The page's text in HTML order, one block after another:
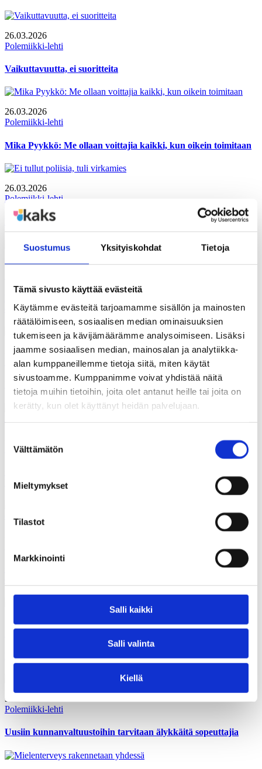
Suostumus Yksityiskohdat Tietoja
Tämä sivusto käyttää evästeitä
Käytämme evästeitä tarjoamamme sisällön ja mainosten
räätälöimiseen, sosiaalisen median ominaisuuksien
tukemiseen ja kävijämäärämme analysoimiseen. Lisäksi
jaamme sosiaalisen median, mainosalan ja analytiikka-
alan kumppaneillemme tietoja siitä, miten käytät
sivustoamme. Kumppanimme voivat yhdistää näitä
tietoja muihin tietoihin, joita olet antanut heille tai joita on
kerätty, kun olet käyttänyt heidän palvelujaan.
valinta
Välttämätön
Mieltymykset
Tilastot
Markkinointi
Salli kaikki
Salli valinta
Kiellä
26.03.2026
Polemiikki-lehti
Vaikuttavuutta, ei suoritteita
26.03.2026
Polemiikki-lehti
Mika Pyykkö: Me ollaan voittajia kaikki, kun oikein toimitaan
26.03.2026
Polemiikki-lehti
Ei tullut poliisia, tuli virkamies
30.12.2025
elää
30.12.2025
Polemiikki-lehti
Polemiikki-lehti
kuntaa
Oppimisen ja koulunkäynnin tuen uudistus – sadan miljoonan
30.03.2025
Polemiikki-lehti
Elämän oppimisen mahdollisuus on lahja
30.03.2025
Polemiikki-lehti
Uusiin kunnanvaltuustoihin tarvitaan älykkäitä sopeuttajia